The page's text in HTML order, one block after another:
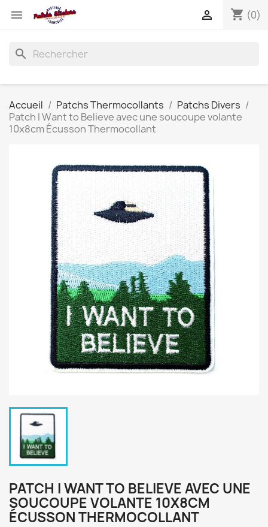
 shopping_cart (0)

search
Accueil Patchs Thermocollants
Patchs Divers
Patch I Want to Believe avec une soucoupe volante
10x8cm Écusson Thermocollant
PATCH I WANT TO BELIEVE AVEC UNE
SOUCOUPE VOLANTE 10X8CM
ÉCUSSON THERMOCOLLANT